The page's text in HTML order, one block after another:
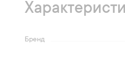
Бренд